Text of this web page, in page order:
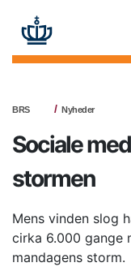
BRS Nyheder
Sociale
stormen
Mens vinden slog
cirka 6.000 gange
mandagens storm.